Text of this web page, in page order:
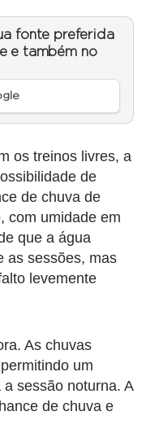
fonte preferida
e também no
os treinos livres, a
de
de chuva de
com umidade em
que a água
as sessões, mas
levemente
As chuvas
um
sessão noturna. A
de chuva e